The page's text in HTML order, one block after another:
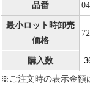
品番
最小ロット時卸売
価格
購入数
※ご注文時の表示金額